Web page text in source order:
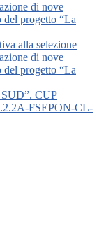
di nove
progetto “La
alla selezione
di nove
progetto “La
CUP
FSEPON-CL-